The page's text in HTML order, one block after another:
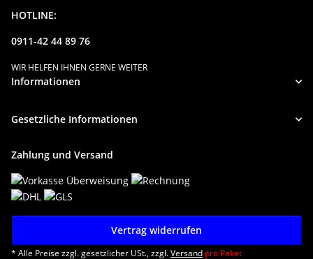
HOTLINE:
0911-42 44 89 76
WIR HELFEN IHNEN GERNE WEITER
Informationen
Gesetzliche Informationen
Zahlung und Versand
Vertrag widerrufen
* Alle Preise zzgl. gesetzlicher USt., zzgl.Versand pro Paket